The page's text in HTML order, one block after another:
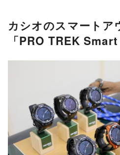
カシオのスマートア
「PRO TREK Smart